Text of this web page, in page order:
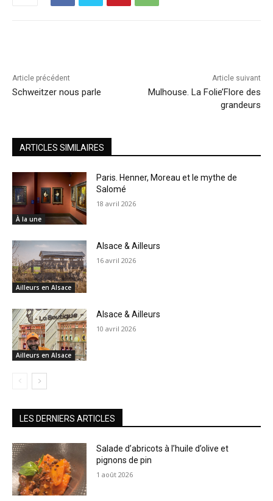
Article précédent
Schweitzer nous parle
Article suivant
Mulhouse. La Folie’Flore des
grandeurs
ARTICLES SIMILAIRES
À la une
Paris. Henner, Moreau et le mythe de
Salomé
18 avril 2026
Ailleurs en Alsace
Alsace & Ailleurs
16 avril 2026
Ailleurs en Alsace
Alsace & Ailleurs
10 avril 2026
LES DERNIERS ARTICLES
Salade d’abricots à l’huile d’olive et
pignons de pin
1 août 2026